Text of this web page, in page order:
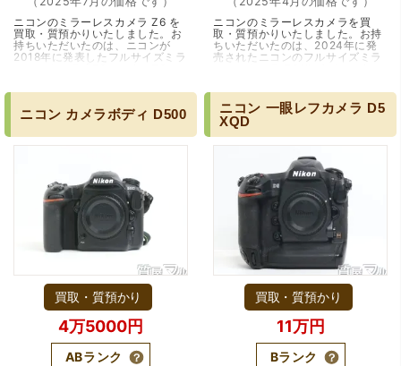
（大阪府堺市）電話対応の時からとても感じが良くて来店
してもとても優しく、来て良かったです。これからこちら
でお世話になろうと思いました。ありがとうございまし
ニコンのミラーレスカメラ Z6 を
買取・質預かりいたしました。お
持ちいただいたのは、ニコンが
2018年に発表したフルサイズミラ
市場へ参入するに…（兵庫・伊丹
ニコンのミラーレスカメラを買
取・質預かりいたしました。お持
ちいただいたのは、2024年に発
売されたニコンのフルサイズミラ
ンのミラー…（兵庫・宝塚・逆瀬
川）
ニコン カメラボディ D500
買取・質預かり
4万5000円
ABランク
ニコン 一眼レフカメラ D5
XQD
買取・質預かり
11万円
Bランク